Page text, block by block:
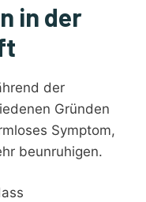
in der
der
Gründen
Symptom,
beunruhigen.